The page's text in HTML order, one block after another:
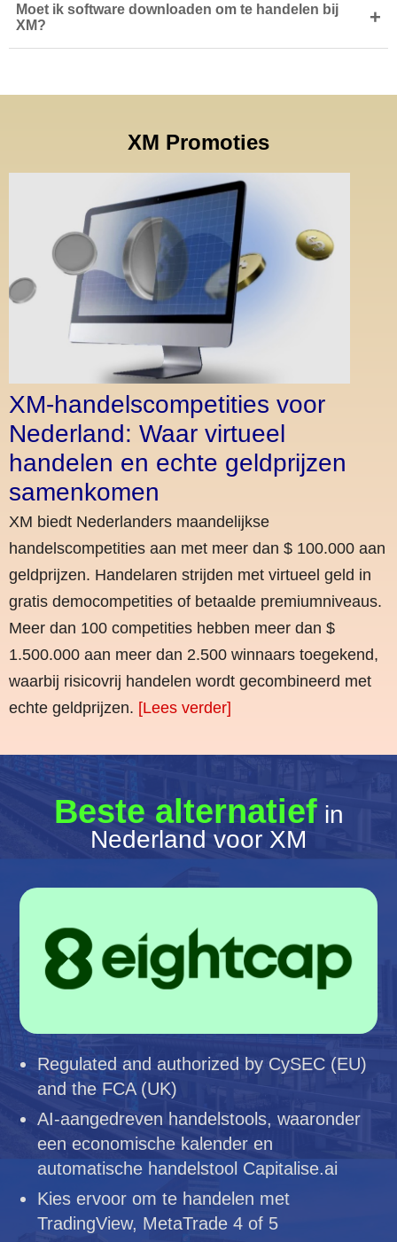
Moet ik software downloaden om te handelen bij
XM?
+
XM Promoties
XM-handelscompetities voor
Nederland: Waar virtueel
handelen en echte geldprijzen
samenkomen
XM biedt Nederlanders maandelijkse
handelscompetities aan met meer dan $ 100.000 aan
geldprijzen. Handelaren strijden met virtueel geld in
gratis democompetities of betaalde premiumniveaus.
Meer dan 100 competities hebben meer dan $
1.500.000 aan meer dan 2.500 winnaars toegekend,
waarbij risicovrij handelen wordt gecombineerd met
echte geldprijzen. [Lees verder]
Beste alternatiefin
Nederland voor XM
Regulated and authorized by CySEC (EU)
and the FCA (UK)
AI-aangedreven handelstools, waaronder
een economische kalender en
automatische handelstool Capitalise.ai
Kies ervoor om te handelen met
TradingView, MetaTrade 4 of 5